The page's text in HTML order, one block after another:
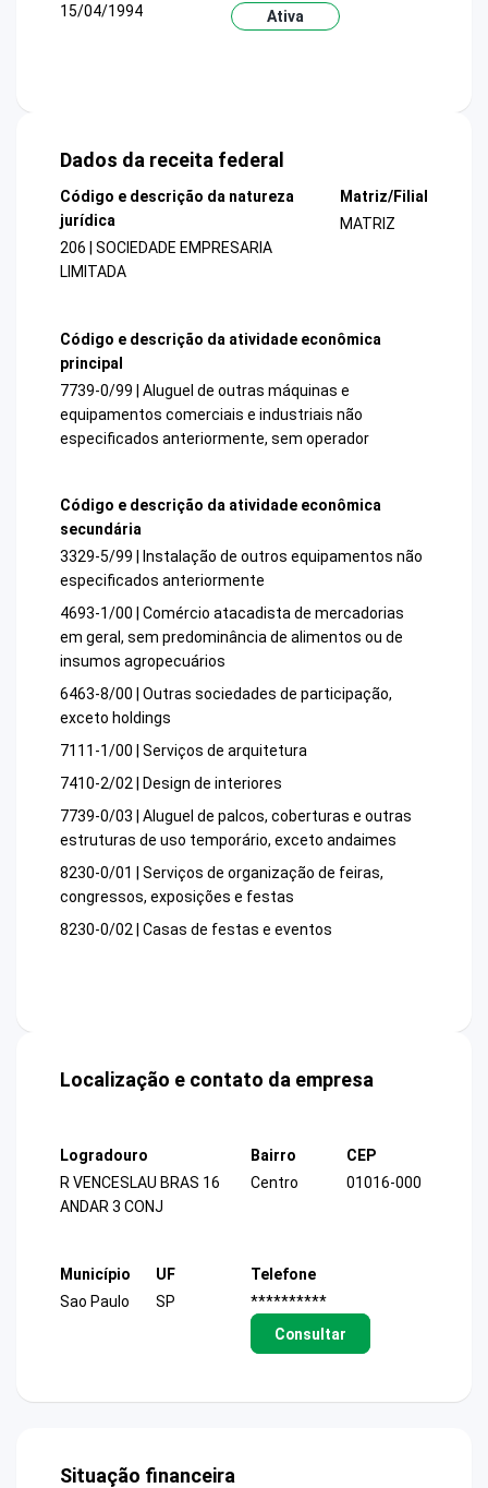
15/04/1994
Ativa
Dados da receita federal
Código e descrição da natureza
jurídica
206 | SOCIEDADE EMPRESARIA
LIMITADA
Matriz/Filial
MATRIZ
Código e descrição da atividade econômica
principal
7739-0/99 | Aluguel de outras máquinas e
equipamentos comerciais e industriais não
especificados anteriormente, sem operador
Código e descrição da atividade econômica
secundária
3329-5/99 | Instalação de outros equipamentos não
especificados anteriormente
4693-1/00 | Comércio atacadista de mercadorias
em geral, sem predominância de alimentos ou de
insumos agropecuários
6463-8/00 | Outras sociedades de participação,
exceto holdings
7111-1/00 | Serviços de arquitetura
7410-2/02 | Design de interiores
7739-0/03 | Aluguel de palcos, coberturas e outras
estruturas de uso temporário, exceto andaimes
8230-0/01 | Serviços de organização de feiras,
congressos, exposições e festas
8230-0/02 | Casas de festas e eventos
Localização e contato da empresa
Logradouro
R VENCESLAU BRAS 16
ANDAR 3 CONJ
Bairro
Centro
CEP
01016-000
Município
Sao Paulo
UF
SP
Telefone
**********
Consultar
Situação financeira